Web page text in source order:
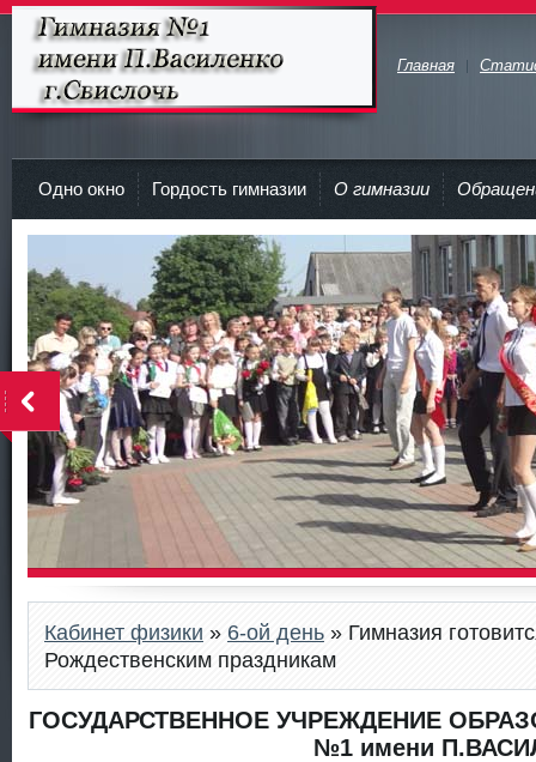
Гимназия №1 имени П.Василенко
Главная
Одно окно Гордость гимназии О гимназии
Кабинет физики » 6-ой день » Гимназия
Рождественским праздникам
ГОСУДАРСТВЕННОЕ УЧРЕЖДЕНИЕ
№1 имени